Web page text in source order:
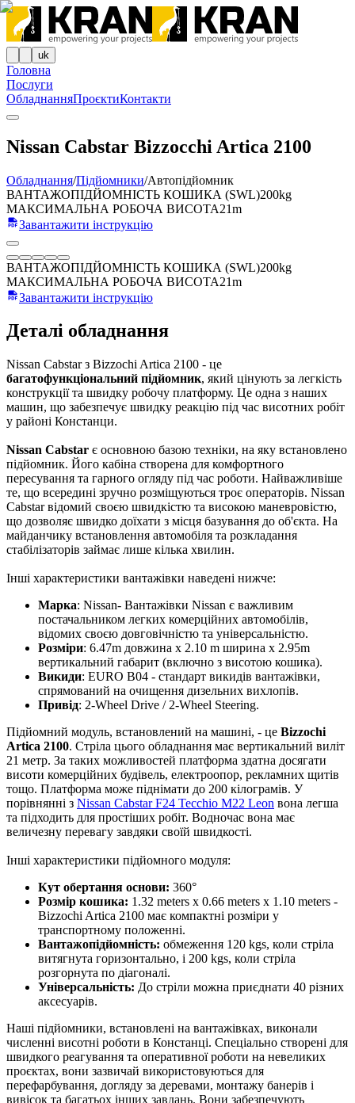
uk
Головна
Послуги
ОбладнанняПроєктиКонтакти
Nissan Cabstar Bizzocchi Artica 2100
Обладнання/Підйомники/Автопідйомник
ВАНТАЖОПІДЙОМНІСТЬ КОШИКА (SWL)200kg
МАКСИМАЛЬНА РОБОЧА ВИСОТА21m
Завантажити інструкцію
ВАНТАЖОПІДЙОМНІСТЬ КОШИКА (SWL)200kg
МАКСИМАЛЬНА РОБОЧА ВИСОТА21m
Завантажити інструкцію
Деталі обладнання
Nissan Cabstar з Bizzochi Artica 2100 - це
багатофункціональний підйомник, який цінують за легкість
конструкції та швидку робочу платформу. Це одна з наших
машин, що забезпечує швидку реакцію під час висотних робіт
у районі Констанци.
Nissan Cabstar є основною базою техніки, на яку встановлено
підйомник. Його кабіна створена для комфортного
пересування та гарного огляду під час роботи. Найважливіше
те, що всередині зручно розміщуються троє операторів. Nissan
Cabstar відомий своєю швидкістю та високою маневровістю,
що дозволяє швидко доїхати з місця базування до об'єкта. На
майданчику встановлення автомобіля та розкладання
стабілізаторів займає лише кілька хвилин.
Інші характеристики вантажівки наведені нижче:
Марка: Nissan- Вантажівки Nissan є важливим
постачальником легких комерційних автомобілів,
відомих своєю довговічністю та універсальністю.
Розміри: 6.47m довжина x 2.10 m ширина x 2.95m
вертикальний габарит (включно з висотою кошика).
Викиди: EURO B04 - стандарт викидів вантажівки,
спрямований на очищення дизельних вихлопів.
Привід: 2-Wheel Drive / 2-Wheel Steering.
Підйомний модуль, встановлений на машині, - це Bizzochi
Artica 2100. Стріла цього обладнання має вертикальний виліт
21 метр. За таких можливостей платформа здатна досягати
висоти комерційних будівель, електроопор, рекламних щитів
тощо. Платформа може піднімати до 200 кілограмів. У
порівнянні з Nissan Cabstar F24 Tecchio M22 Leon вона легша
та підходить для простіших робіт. Водночас вона має
величезну перевагу завдяки своїй швидкості.
Інші характеристики підйомного модуля:
Кут обертання основи: 360°
Розмір кошика: 1.32 meters x 0.66 meters x 1.10 meters -
Bizzochi Artica 2100 має компактні розміри у
транспортному положенні.
Вантажопідйомність: обмеження 120 kgs, коли стріла
витягнута горизонтально, і 200 kgs, коли стріла
розгорнута по діагоналі.
Універсальність: До стріли можна приєднати 40 різних
аксесуарів.
Наші підйомники, встановлені на вантажівках, виконали
численні висотні роботи в Констанці. Спеціально створені для
швидкого реагування та оперативної роботи на невеликих
проєктах, вони зазвичай використовуються для
перефарбування, догляду за деревами, монтажу банерів і
вивісок та багатьох інших завдань. Вони забезпечують